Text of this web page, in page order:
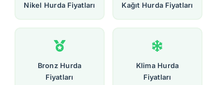
Nikel Hurda Fiyatları Kağıt Hurda Fiyatları
Bronz Hurda
Fiyatları
Klima Hurda
Fiyatları